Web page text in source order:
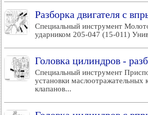
Разборка двигателя с
Специальный инструмент
ударником 205-047 (15-011)
Головка цилиндров -
Специальный инструмент
установки маслоотражательных
клапанов...